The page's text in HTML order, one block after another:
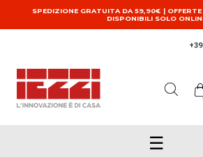
Salta al contenuto principale
SPEDIZIONE GRATUITA DA 59,90€ | OFFERTE
DISPONIBILI SOLO
☰